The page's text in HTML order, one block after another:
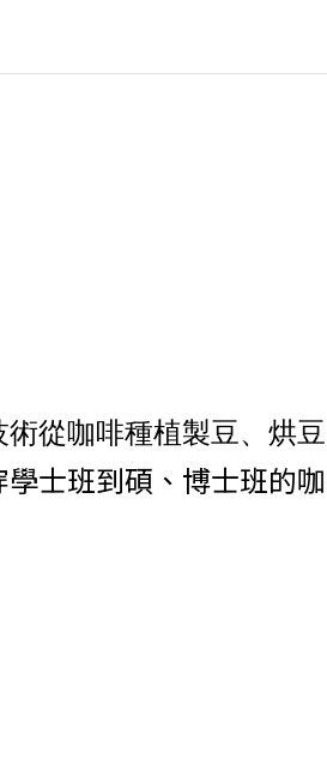
術從咖啡種植製豆、烘
士班到碩、博士班的